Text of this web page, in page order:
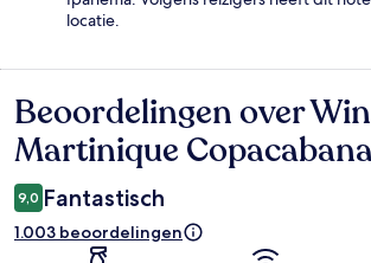
locatie.
Beoordelingen
Beoordelingen over
Martinique
9,0 Fantastisch
1.003 beoordelingen